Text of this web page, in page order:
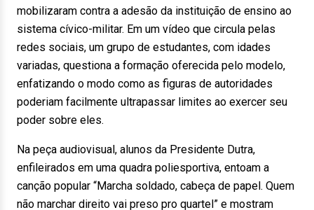
mobilizaram contra a adesão da instituição de ensino ao
sistema cívico-militar. Em um vídeo que circula pelas
redes sociais, um grupo de estudantes, com idades
variadas, questiona a formação oferecida pelo modelo,
enfatizando o modo como as figuras de autoridades
poderiam facilmente ultrapassar limites ao exercer seu
poder sobre eles.
Na peça audiovisual, alunos da Presidente Dutra,
enfileirados em uma quadra poliesportiva, entoam a
canção popular “Marcha soldado, cabeça de papel. Quem
não marchar direito vai preso pro quartel” e mostram